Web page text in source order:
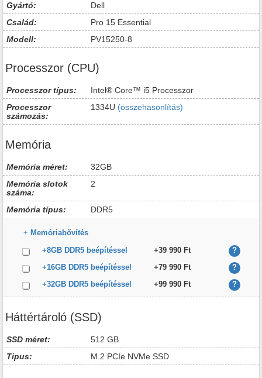
Gyártó:
Dell
Család:
Pro 15 Essential
Modell:
PV15250-8
Processzor (CPU)
Processzor típus:
Intel® Core™ i5 Processzor
Processzor
számozás:
1334U (összehasonlítás)
Memória
Memória méret:
32GB
Memória slotok
száma:
2
Memória típus: DDR5
Memóriabővítés
+8GB DDR5 beépítéssel
+39 990 Ft
?
+16GB DDR5 beépítéssel
+79 990 Ft
?
+32GB DDR5 beépítéssel
+99 990 Ft ?
Háttértároló (SSD)
SSD méret:
512 GB
Tipus:
M.2 PCIe NVMe SSD